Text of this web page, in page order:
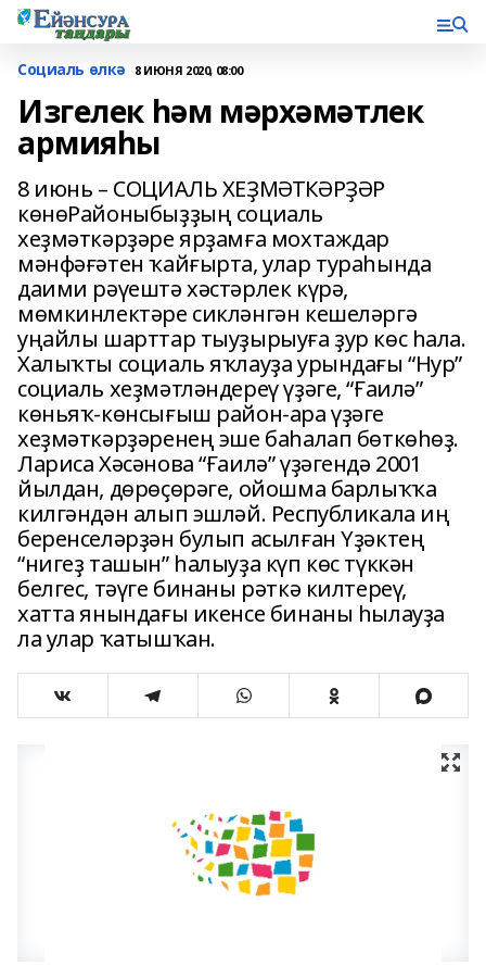
Социаль өлкә 8 ИЮНЯ 2020, 08:00
Изгелек һәм мәрхәмәтлек
армияһы
8 июнь – СОЦИАЛЬ ХЕҘМӘТКӘРҘӘР
көнөРайоныбыҙҙың социаль
хеҙмәткәрҙәре ярҙамға мохтаждар
мәнфәғәтен ҡайғырта, улар тураһында
даими рәүештә хәстәрлек күрә,
мөмкинлектәре сикләнгән кешеләргә
уңайлы шарттар тыуҙырыуға ҙур көс һала.
Халыҡты социаль яҡлауҙа урындағы “Нур”
социаль хеҙмәтләндереү үҙәге, “Ғаилә”
көньяҡ-көнсығыш район-ара үҙәге
хеҙмәткәрҙәренең эше баһалап бөткөһөҙ.
Лариса Хәсәнова “Ғаилә” үҙәгендә 2001
йылдан, дөрөҫөрәге, ойошма барлыҡҡа
килгәндән алып эшләй. Республикала иң
беренселәрҙән булып асылған Үҙәктең
“нигеҙ ташын” һалыуҙа күп көс түккән
белгес, тәүге бинаны рәткә килтереү,
хатта янындағы икенсе бинаны һылауҙа
ла улар ҡатышҡан.